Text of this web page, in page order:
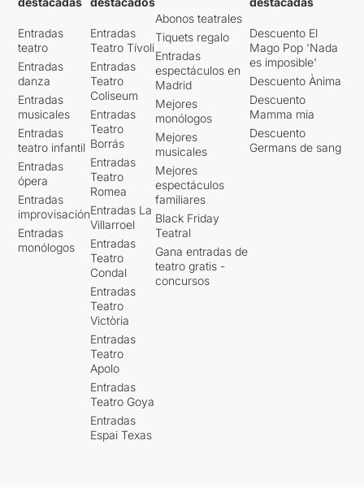
Entradas
teatro
Entradas
danza
Entradas
musicales
Entradas
teatro infantil
Entradas
ópera
Entradas
improvisación
Entradas
monólogos
Entradas
Teatro Tívoli
Entradas
Teatro
Coliseum
Entradas
Teatro
Borrás
Entradas
Teatro
Romea
Entradas La
Villarroel
Entradas
Teatro
Condal
Entradas
Teatro
Victòria
Entradas
Teatro
Apolo
Entradas
Teatro Goya
Entradas
Espai Texas
Abonos teatrales
Tiquets regalo
Entradas
espectáculos en
Madrid
Mejores
monólogos
Mejores
musicales
Mejores
espectáculos
familiares
Black Friday
Teatral
Gana entradas de
teatro gratis -
concursos
Descuento El
Mago Pop 'Nada
es imposible'
Descuento Ànima
Descuento
Mamma mia
Descuento
Germans de sang